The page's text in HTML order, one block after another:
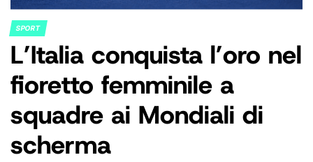
POSTED
IN
SPORT
L’Italia conquista l’oro nel
fioretto femminile a
squadre ai Mondiali di
scherma